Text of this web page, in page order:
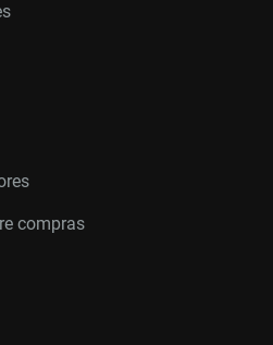
compras